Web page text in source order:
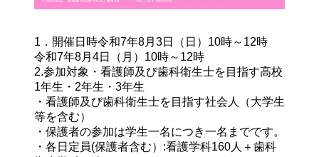
1．開催日時令和7年8月3日（日）10時～12時
令和7年8月4日（月）10時～12時
2.参加対象 ・看護師及び歯科衛生士を目指す高校
1年生・2年生・3年生
・看護師及び歯科衛生士を目指す社会人（大学生
等を含む）
・保護者の参加は学生一名につき一名までです。
・各日定員(保護者含む）:看護学科160人＋歯科